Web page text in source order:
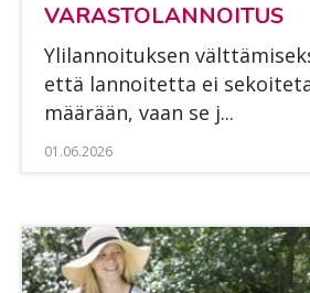
VA­RAS­TO­LAN­NOI­TUS
Yli­lan­noi­tuk­sen
että lan­noi­tet­ta ei
mää­rään, vaan se j...
01.06.2026